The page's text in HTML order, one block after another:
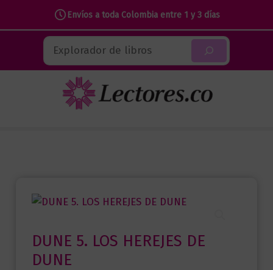
Envíos a toda Colombia entre 1 y 3 días
contenido
Buscar
DUNE 5. LOS HEREJES DE
DUNE